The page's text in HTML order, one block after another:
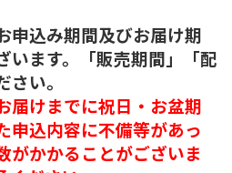
申込み期間及びお届け期
います。「販売期間」「配
い。
けまでに祝日・お盆期
申込内容に不備等があっ
がかかることがございま